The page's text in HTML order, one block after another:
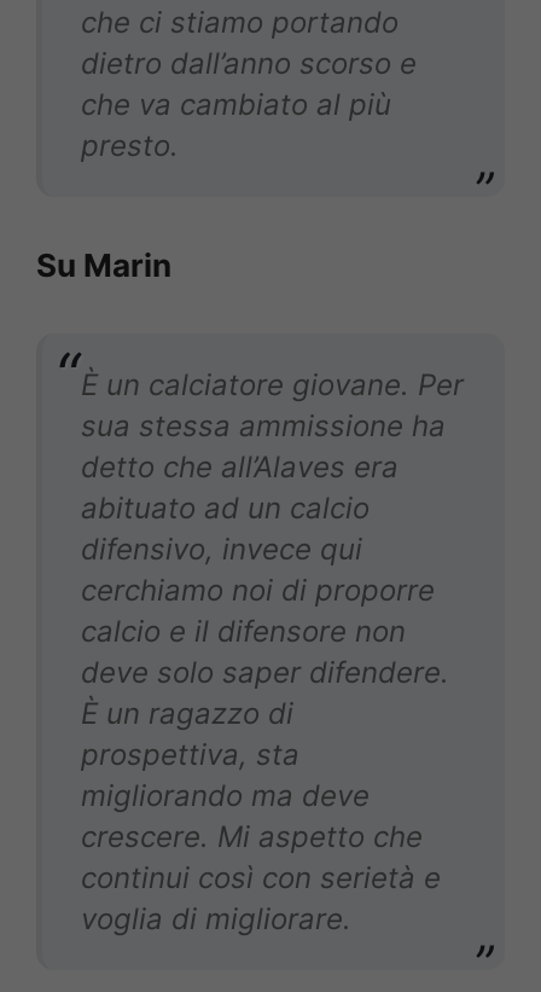
che ci stiamo portando
dietro dall’anno scorso e
che va cambiato al più
presto.
Su Marin
È un calciatore giovane. Per
sua stessa ammissione ha
detto che all’Alaves era
abituato ad un calcio
difensivo, invece qui
cerchiamo noi di proporre
calcio e il difensore non
deve solo saper difendere.
È un ragazzo di
prospettiva, sta
migliorando ma deve
crescere. Mi aspetto che
continui così con serietà e
voglia di migliorare.